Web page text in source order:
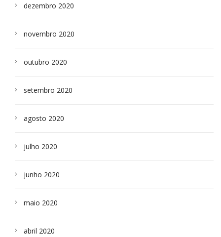
dezembro 2020
novembro 2020
outubro 2020
setembro 2020
agosto 2020
julho 2020
junho 2020
maio 2020
abril 2020